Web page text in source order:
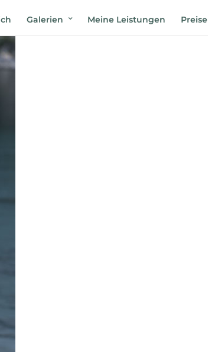
Galerien Meine Leistungen Preise